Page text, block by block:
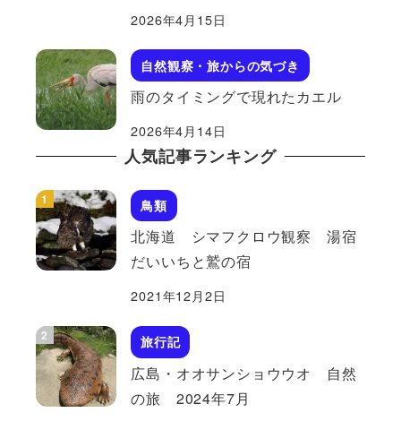
2026年4月15日
自然観察・旅からの気づき
雨のタイミングで現れたカエル
2026年4月14日
人気記事ランキング
鳥類
北海道 シマフクロウ観察 湯宿
だいいちと鷲の宿
2021年12月2日
旅行記
広島・オオサンショウウオ 自然
の旅 2024年7月